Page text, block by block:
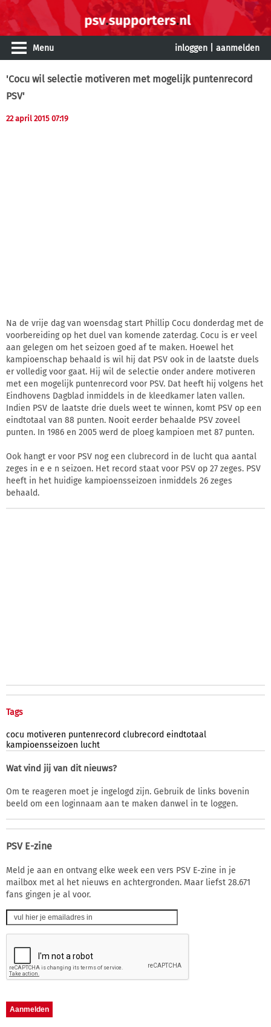
Menu inloggen aanmelden
'Cocu wil selectie motiveren met mogelijk puntenrecord
PSV'
22 april 2015 07:19
Na de vrije dag van woensdag start Phillip Cocu donderdag met de
voorbereiding op het duel van komende zaterdag. Cocu is er veel
aan gelegen om het seizoen goed af te maken. Hoewel het
kampioenschap behaald is wil hij dat PSV ook in de laatste duels
er volledig voor gaat. Hij wil de selectie onder andere motiveren
met een mogelijk puntenrecord voor PSV. Dat heeft hij volgens het
Eindhovens Dagblad inmiddels in de kleedkamer laten vallen.
Indien PSV de laatste drie duels weet te winnen, komt PSV op een
eindtotaal van 88 punten. Nooit eerder behaalde PSV zoveel
punten. In 1986 en 2005 werd de ploeg kampioen met 87 punten.
Ook hangt er voor PSV nog een clubrecord in de lucht qua aantal
zeges in e e n seizoen. Het record staat voor PSV op 27 zeges. PSV
heeft in het huidige kampioensseizoen inmiddels 26 zeges
behaald.
Tags
cocu motiveren puntenrecord clubrecord eindtotaal
kampioensseizoen lucht
Wat vind jij van dit nieuws?
Om te reageren moet je ingelogd zijn. Gebruik de links bovenin
beeld om een loginnaam aan te maken danwel in te loggen.
PSV E-zine
Meld je aan en ontvang elke week een vers PSV E-zine in je
mailbox met al het nieuws en achtergronden. Maar liefst 28.671
fans gingen je al voor.